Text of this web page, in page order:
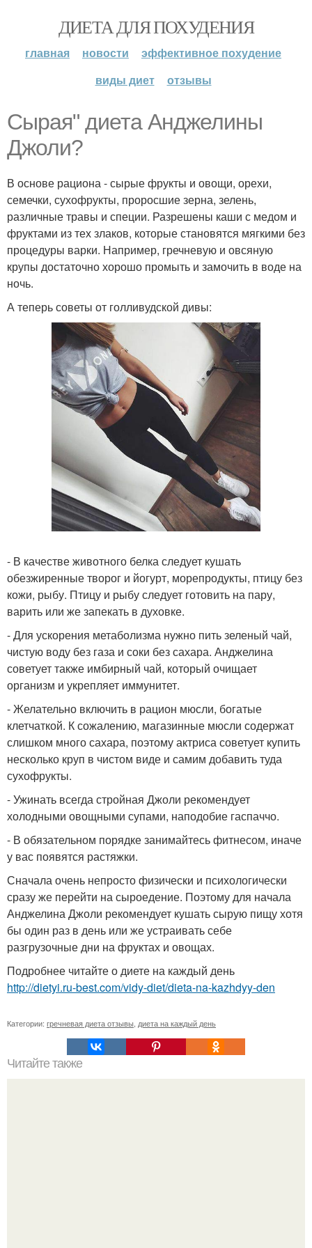
ДИЕТА ДЛЯ ПОХУДЕНИЯ
главная новости
эффективное похудение
виды диет
отзывы
Сырая" диета Анджелины
Джоли?
В основе рациона - сырые фрукты и овощи, орехи,
семечки, сухофрукты, проросшие зерна, зелень,
различные травы и специи. Разрешены каши с медом и
фруктами из тех злаков, которые становятся мягкими без
процедуры варки. Например, гречневую и овсяную
крупы достаточно хорошо промыть и замочить в воде на
ночь.
А теперь советы от голливудской дивы:
- В качестве животного белка следует кушать
обезжиренные творог и йогурт, морепродукты, птицу без
кожи, рыбу. Птицу и рыбу следует готовить на пару,
варить или же запекать в духовке.
- Для ускорения метаболизма нужно пить зеленый чай,
чистую воду без газа и соки без сахара. Анджелина
советует также имбирный чай, который очищает
организм и укрепляет иммунитет.
- Желательно включить в рацион мюсли, богатые
клетчаткой. К сожалению, магазинные мюсли содержат
слишком много сахара, поэтому актриса советует купить
несколько круп в чистом виде и самим добавить туда
сухофрукты.
- Ужинать всегда стройная Джоли рекомендует
холодными овощными супами, наподобие гаспаччо.
- В обязательном порядке занимайтесь фитнесом, иначе
у вас появятся растяжки.
Сначала очень непросто физически и психологически
сразу же перейти на сыроедение. Поэтому для начала
Анджелина Джоли рекомендует кушать сырую пищу хотя
бы один раз в день или же устраивать себе
разгрузочные дни на фруктах и овощах.
Подробнее читайте о диете на каждый день
http://dietyi.ru-best.com/vidy-diet/dieta-na-kazhdyy-den
Категории: гречневая диета отзывы диета на каждый день
Читайте также